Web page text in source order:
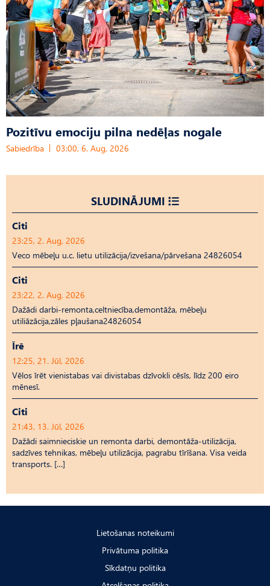
Pozitīvu emociju pilna nedēļas nogale
Sabiedrība 03:00, 6. Aug, 2026
SLUDINĀJUMI
Citi
23:25, 2. Aug, 2026
Veco mēbeļu u.c. lietu utilizācija/izvešana/pārvešana 24826054
Citi
23:22, 2. Aug, 2026
Dažādi darbi-remonta,celtniecība,demontāža, mēbeļu
utiliāzācija,zāles pļaušana24826054
Īrē
12:25, 21. Jūl, 2026
Vēlos īrēt vienistabas vai divistabas dzīvokli cēsīs, līdz 200 eiro
mēnesī.
Citi
21:43, 13. Jūl, 2026
Dažādi saimnieciskie un remonta darbi, demontāža-utilizācija,
sadzīves tehnikas, mēbeļu utilizācija, pagrabu tīrīšana. Visa veida
transports. […]
Lietošanas noteikumi
Privātuma politika
Sīkdatņu politika